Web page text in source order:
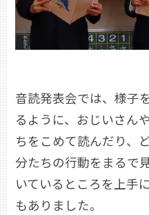
音読発表会では、様子
るように、おじいさん
ちをこめて読んだり、
分たちの行動をまるで
いているところを上手
もありました。